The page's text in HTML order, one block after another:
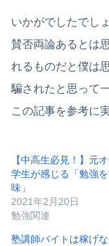
いかがでしたでし
賛否両論あるとは
れるものだと僕は
騙されたと思って
この記事を参考に
【中高生必見！】元
学生が感じる「勉強
味」
2021年2月20日
勉強関連
塾講師バイトは稼げ